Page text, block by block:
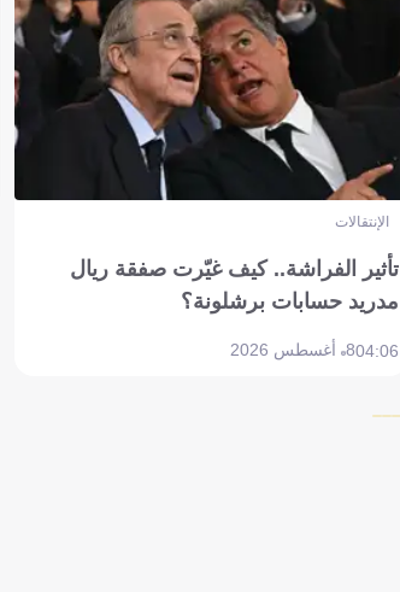
الإنتقالات
تأثير الفراشة.. كيف غيّرت صفقة ريال
مدريد حسابات برشلونة؟
04:068 أغسطس 2026